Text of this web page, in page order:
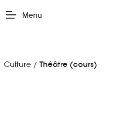
Menu
Culture / Théâtre (cours)